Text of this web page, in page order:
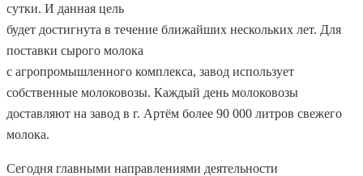
сутки. И данная цель
будет достигнута в течение ближайших нескольких лет. Для
поставки сырого молока
с агропромышленного комплекса, завод использует
собственные молоковозы. Каждый день молоковозы
доставляют на завод в г. Артём более 90 000 литров свежего
молока.
Сегодня главными направлениями деятельности